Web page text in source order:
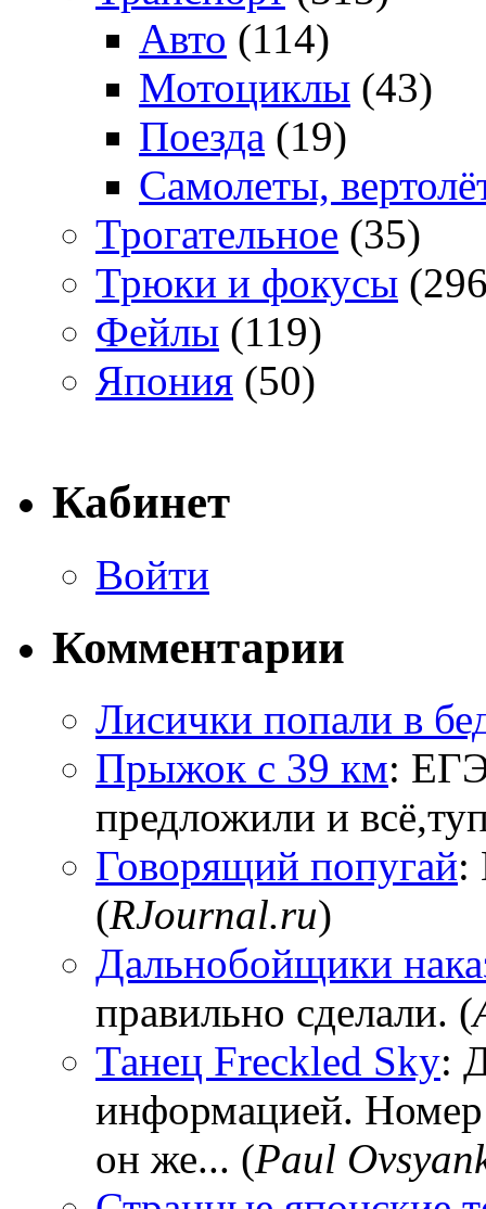
Авто (114)
Мотоциклы (43)
Поезда (19)
Самолеты,
Трогательное (35)
Трюки и фокусы
Фейлы (119)
Япония (50)
Кабинет
Войти
Комментарии
Лисички попали в
Прыжок с 39 км:
предложили и
Говорящий попугай:
(RJournal.ru)
Дальнобойщики
правильно сделали. (
Танец Freckled Sky:
информацией.
он же... (Paul